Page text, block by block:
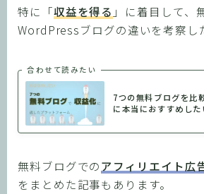
特に「収益を得る 」に着目して、
WordPressブログの違いを考察し
合わせて読みたい
7つの無料ブログを比
に本当におすすめした
無料ブログでのアフィリエイト広
をまとめた記事もあります。